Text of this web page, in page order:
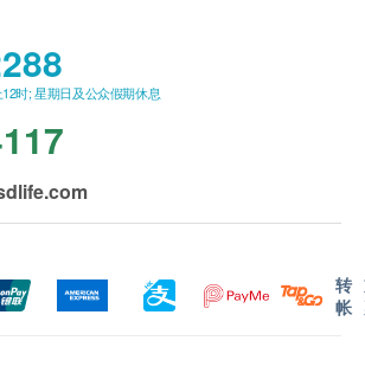
合WELLIS 空气消毒机使用，有效净
物件表面的：致敏源、病原体、细
菌及各种挥发性有机化合物气体
(大屿山 (包括愉景湾), 南丫岛, 长洲,
窝, 昂平), 马湾, 沙头角, 落马洲, 皇岗,
, 踏石角, 机场。 "
于 7 个工作天内送达指定送货地址。
址一经确认后将无法更改，否则将会
引起之全数费用。
间会因节日而有所影响。 当八号烈
黑色暴雨警告生效时，送货服务时间
时; 星期日及公众假期休息
转
帐